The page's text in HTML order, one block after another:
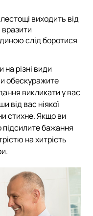
виходить від
слід боротися
різні види
обескуражите
викликати у вас
від вас ніякої
стихне. Якщо ви
підсилите бажання
на хитрість